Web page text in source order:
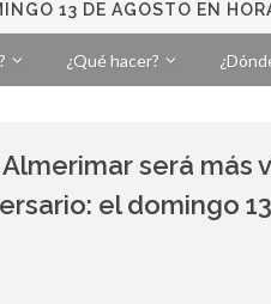
13 DE AGOSTO EN
¿Qué hacer?
será más
el domingo